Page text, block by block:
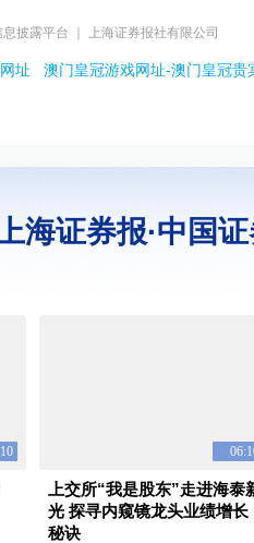
披露平台 ｜ 上海证券报社有限公司
址 澳门皇冠游戏网址-澳门皇冠贵
海证券报·中国
上交所“我是股东”走进海泰
光 探寻内窥镜龙头业绩增长
秘诀